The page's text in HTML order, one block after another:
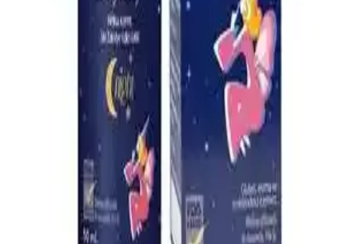
Bebek çantası seçerken dayanıklılık, su geçirmezlik, geniş iç hacim
ve ergonomik tasarım gibi önemli özelliklere dikkat edin. Bu
rehberle en uygun modeli kolayca bulun.
Çocuklar İçin Güvenli ve Etkili Boğaz Spreyleri:
Kullanım ve Güvenlik Rehberi
Çocuklar için güvenli ve doğal içeriklerle formüle edilen boğaz
spreyleri, tahrişi hafifletir ve rahatlatır. Kullanım talimatlarına
uyulduğunda güvenlidir, ebeveynler ve doktorlar tarafından tercih
Yıkanabilir Kilitli Bebek Mama Kabı ve Gıda
Poşetleri: Güvenli ve Ekonomik Saklama Çözümleri